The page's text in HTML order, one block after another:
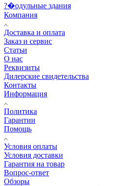
?�одульные здания
Компания
Доставка и оплата
Заказ и сервис
Статьи
О нас
Реквизиты
Дилерские свидетельства
Контакты
Информация
Политика
Гарантии
Помощь
Условия оплаты
Условия доставки
Гарантия на товар
Вопрос-ответ
Обзоры